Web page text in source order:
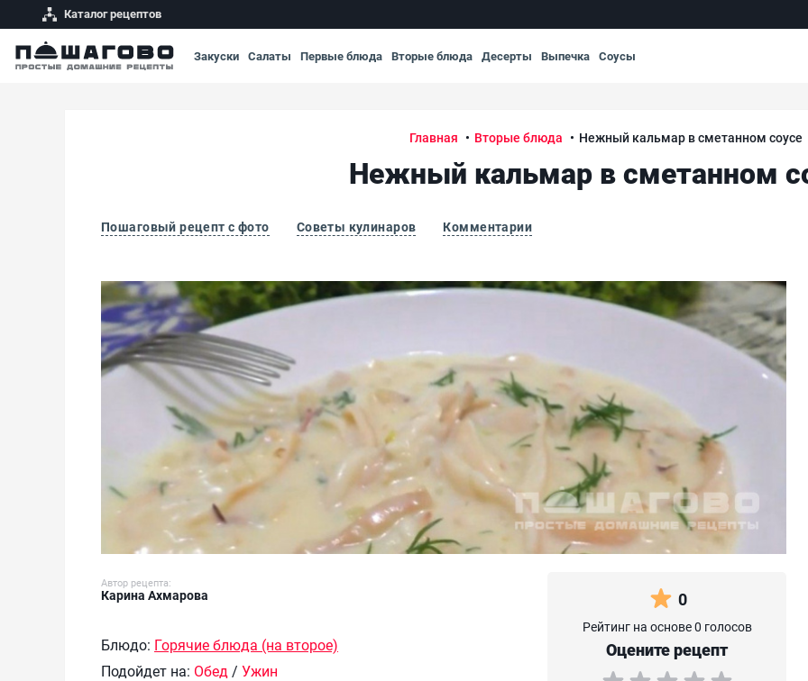
Каталог рецептов
Закуски Салаты Первые блюда Вторые блюда Десерты Выпечка Соусы
Главная Вторые блюда Нежный кальмар в сметанном соусе
Нежный кальмар в сметанном
Пошаговый рецепт с фото Советы кулинаров Комментарии
Нежный кальмар в сметанном соусе
Автор рецепта:
Карина Ахмарова
Блюдо: Горячие блюда (на второе)
Подойдет на: Обед / Ужин
0
Рейтинг на основе 0 голосов
Оцените рецепт